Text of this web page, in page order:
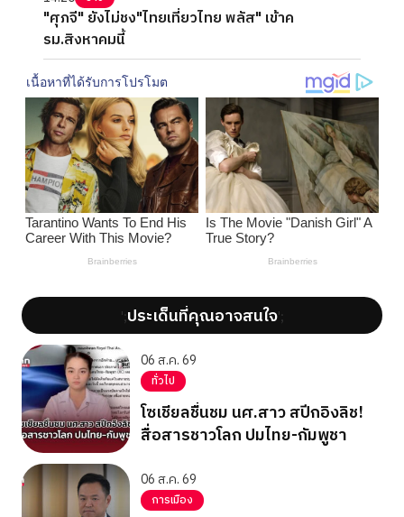
"ศุภจี" ยังไม่ชง"ไทยเที่ยวไทย พลัส" เข้าค
รม.สิงหาคมนี้
';ประเด็นที่คุณอาจสนใจ';
06 ส.ค. 69
ทั่วไป
โซเชียลชื่นชม นศ.สาว สปีกอิงลิช!
สื่อสารชาวโลก ปมไทย-กัมพูชา
06 ส.ค. 69
การเมือง